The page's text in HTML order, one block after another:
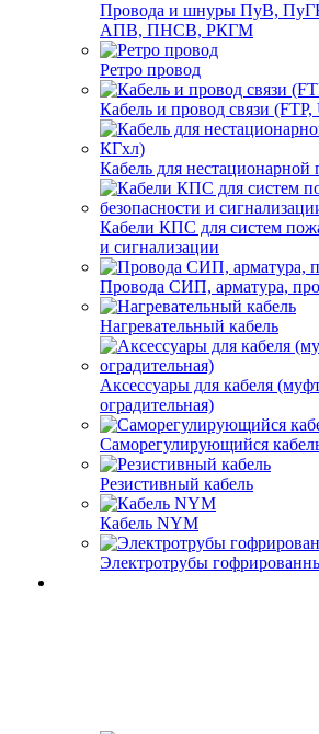
Провода и шнуры ПуВ,
АПВ, ПНСВ, РКГМ
Ретро провод
Кабель и провод связи
Кабель для
Кабели КПС для систем
и сигнализации
Провода СИП, арматура,
Нагревательный кабель
Аксессуары для кабеля
оградительная)
Саморегулирующийся
Резистивный кабель
Кабель NYM
Электротрубы